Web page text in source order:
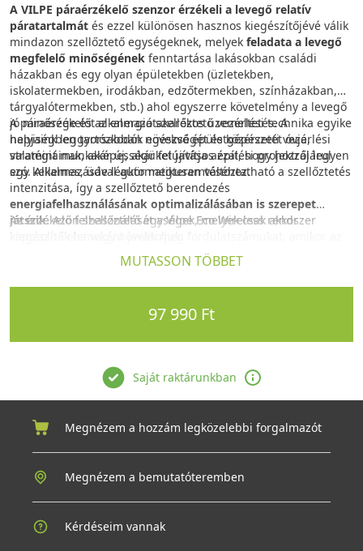
A VILPE páraérzékelő szenzor érzékeli a levegő relatív
páratartalmát és ezzel különösen hasznos kiegészítőjévé válik
mindazon szellőztető egységeknek, melyek feladata a levegő
megfelelő minőségének fenntartása lakásokban családi
házakban és egy olyan épületekben (üzletekben,
iskolatermekben, irodákban, edzőtermekben, színházakban,
tárgyalótermekben, stb.) ahol egyszerre követelmény a levegő
jó minősége és az energiatakarékos üzemeltetés. A
helyiségben tartózkodók egészségét és közérzetét óvja,
valamint munkaképességüket javítja azzal, hogy hozzájárul
egy kellemes, üde légkör megteremtéséhez.
A páraérzékelőt alkalmazó szellőztető vezérlési technika egyike
napjaink leggyorsabban növekvő épületgépészeti vezérlési
stratégiáinak, akár új, akár felújításos építési projektről legyen
szó. Alkalmazásával automatikusan változtatható a szellőztetés
intenzitása, így a szellőztető berendezés
energiafelhasználásának optimalizálásában is szerepet
játszik.Azon szellőztető egységek, melyek csak akkor
valóban szükséges, jelentős energia megtakarítással
Az érzékelő felhasználását a Vilpe Eco Wireless rendszer
MUTASSON TÖBBET
97 990 Ft
Saját raktárunkban
Megnézem a hozzám legközelebbi forgalmazót
Megnézem a bemutatóteremben
Kérdéseim vannak